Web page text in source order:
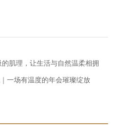
肌理，让生活与自然温柔相拥
一场有温度的年会璀璨绽放